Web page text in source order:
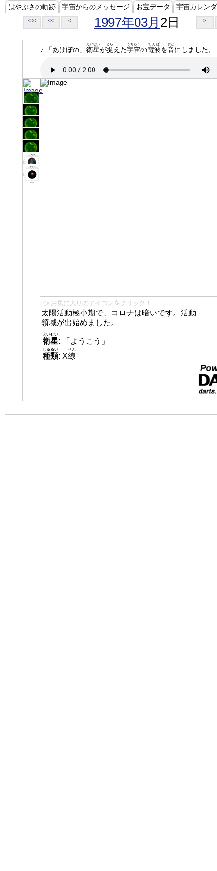
はやぶさの軌跡 宇宙からのメッセージ お宝データ 宇宙カレン
<<< << < 1997年03月 2日 >
♪ 「あけぼの」 衛星
えいせい
が捉
とら
えた宇宙
うちゅう
の電波
でんぱ
を音
おと
にしました。
👈 お気に入りのアイコンをクリック！
太陽活動極小期で、コロナは暗いです。活動
領域が出始めました。
衛星
えいせい
:
「ようこう」
種類
しゅるい
: X線
せん